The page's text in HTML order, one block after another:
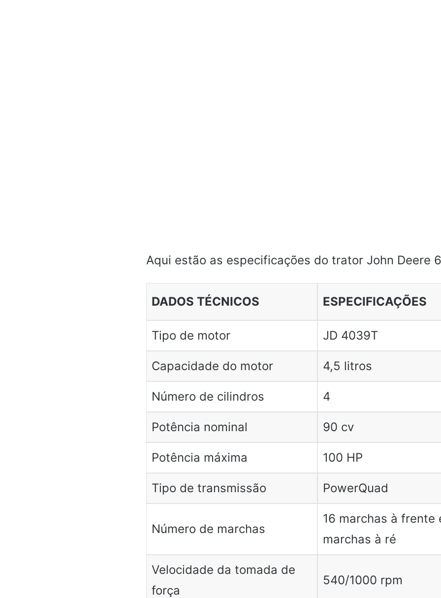
Aqui estão as especificações do trator John Deere
DADOS TÉCNICOS ESPECIFICAÇÕES
Tipo de motor JD 4039T
Capacidade do motor 4,5 litros
Número de cilindros 4
Potência nominal 90 cv
Potência máxima 100 HP
Tipo de transmissão PowerQuad
Número de marchas
16 marchas à frente
marchas à ré
Velocidade da tomada de
força
540/1000 rpm